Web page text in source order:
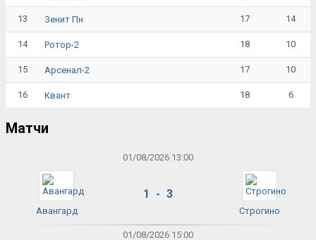
13 Зенит Пн 17 14
14 Ротор-2 18 10
15 Арсенал-2 17 10
16 Квант 18 6
Матчи
01/08/2026 13:00
Авангард
1 - 3
Строгино
01/08/2026 15:00